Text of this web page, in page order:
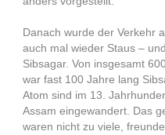
Danach wurde der Verkehr
auch mal wieder Staus –
Sibsagar. Von insgesamt
war fast 100 Jahre lang
Atom sind im 13.
Assam eingewandert. Das
waren nicht zu viele,